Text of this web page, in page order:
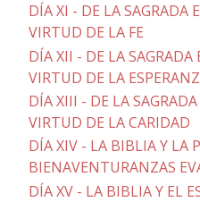
DÍA XI - DE LA SAGRADA
VIRTUD DE LA FE
DÍA XII - DE LA SAGRADA
VIRTUD DE LA
DÍA XIII - DE LA
VIRTUD DE LA CARIDAD
DÍA XIV - LA BIBLIA Y LA
BIENAVENTURANZAS
DÍA XV - LA BIBLIA Y EL